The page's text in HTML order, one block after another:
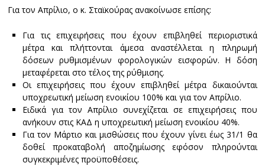
Για τον Απρίλιο, ο κ. Σταϊκούρας ανακοίνωσε επίσης:
Για τις επιχειρήσεις που έχουν επιβληθεί περιοριστικά
μέτρα και πλήττονται άμεσα αναστέλλεται η πληρωμή
δόσεων ρυθμισμένων φορολογικών εισφορών. Η δόση
μεταφέρεται στο τέλος της ρύθμισης.
Οι επιχειρήσεις που έχουν επιβληθεί μέτρα δικαιούνται
υποχρεωτική μείωση ενοικίου 100% και για τον Απρίλιο.
Ειδικά για τον Απρίλιο συνεχίζεται σε επιχειρήσεις που
ανήκουν στις ΚΑΔ η υποχρεωτική μείωση ενοικίου 40%.
Για τον Μάρτιο και μισθώσεις που έχουν γίνει έως 31/1 θα
δοθεί προκαταβολή αποζημίωσης εφόσον πληρούνται
συγκεκριμένες προϋποθέσεις.